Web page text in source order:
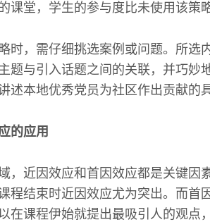
课堂，学生的参与度比未使用该策
时，需仔细挑选案例或问题。所选
题与引入话题之间的关联，并巧妙
述本地优秀党员为社区作出贡献的
的应用
，近因效应和首因效应都是关键因
程结束时近因效应尤为突出。而首
在课程伊始就提出最吸引人的观点